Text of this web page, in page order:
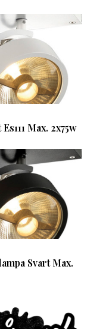
Max. 2x75w
Svart Max.